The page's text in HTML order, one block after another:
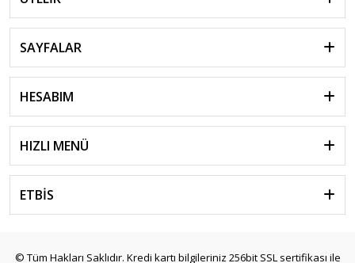
SAYFALAR
HESABIM
HIZLI MENÜ
ETBİS
© Tüm Hakları Saklıdır. Kredi kartı bilgileriniz 256bit SSL sertifikası ile